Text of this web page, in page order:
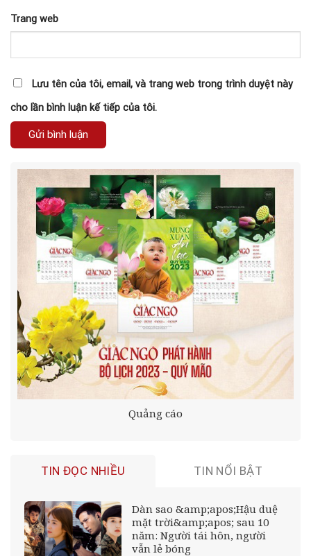
Trang web
Lưu tên của tôi, email, và trang web trong trình duyệt này
cho lần bình luận kế tiếp của tôi.
Quảng cáo
TIN ĐỌC NHIỀU TIN NỔI BẬT
Dàn sao &amp;apos;Hậu duệ
mặt trời&amp;apos; sau 10
năm: Người tái hôn, người
vẫn lẻ bóng